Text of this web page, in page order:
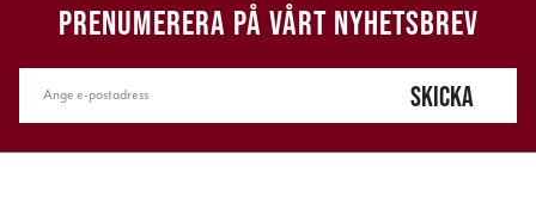
PRENUMERERA PÅ VÅRT NYHETSBREV
SKICKA